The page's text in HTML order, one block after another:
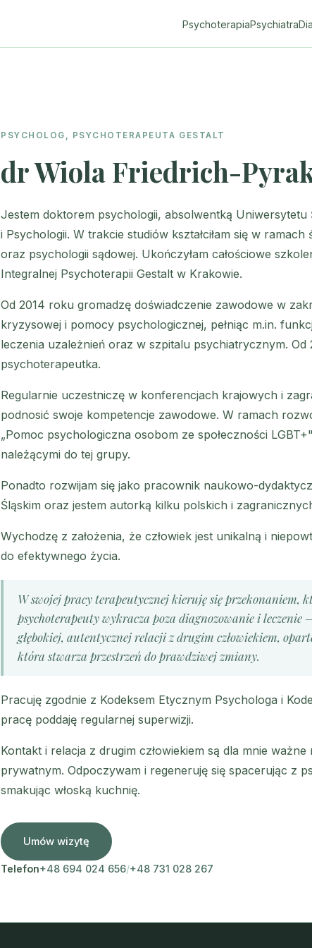
PsychoterapiaPsychiatra
PSYCHOLOG, PSYCHOTERAPEUTA GESTALT
dr Wiola Friedrich-
Jestem doktorem psychologii, absolwentką Uniwersytetu
i Psychologii. W trakcie studiów kształciłam się w
oraz psychologii sądowej. Ukończyłam całościowe
Integralnej Psychoterapii Gestalt w Krakowie.
Od 2014 roku gromadzę doświadczenie zawodowe w
kryzysowej i pomocy psychologicznej, pełniąc m.in.
leczenia uzależnień oraz w szpitalu psychiatrycznym.
psychoterapeutka.
Regularnie uczestniczę w konferencjach krajowych i
podnosić swoje kompetencje zawodowe. W ramach
„Pomoc psychologiczna osobom ze społeczności
należącymi do tej grupy.
Ponadto rozwijam się jako pracownik naukowo-
Śląskim oraz jestem autorką kilku polskich i
Wychodzę z założenia, że człowiek jest unikalną i
do efektywnego życia.
W swojej pracy terapeutycznej kieruję się przekonaniem,
psychoterapeuty wykracza poza diagnozowanie i
głębokiej, autentycznej relacji z drugim człowiekiem,
która stwarza przestrzeń do prawdziwej zmiany.
Pracuję zgodnie z Kodeksem Etycznym Psychologa i
pracę poddaję regularnej superwizji.
Kontakt i relacja z drugim człowiekiem są dla mnie
prywatnym. Odpoczywam i regeneruję się spacerując z
smakując włoską kuchnię.
Umów wizytę
Telefon+48 694 024 656/+48 731 028 267